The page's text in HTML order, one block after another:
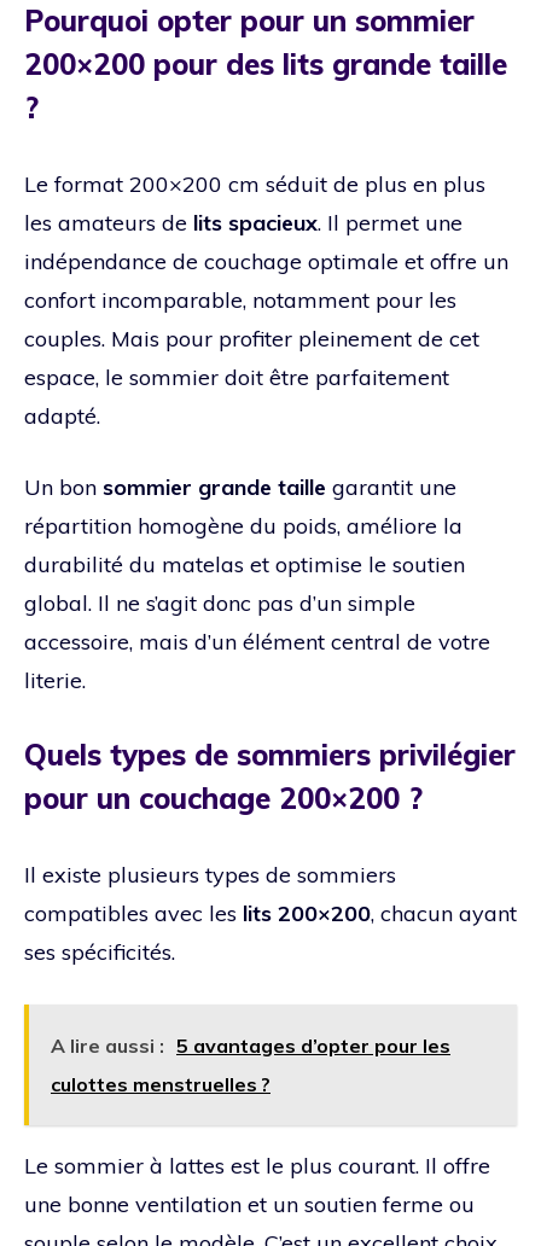
Pourquoi opter pour un sommier
200×200 pour des lits grande taille
?
Le format 200×200 cm séduit de plus en plus
les amateurs de lits spacieux. Il permet une
indépendance de couchage optimale et offre un
confort incomparable, notamment pour les
couples. Mais pour profiter pleinement de cet
espace, le sommier doit être parfaitement
adapté.
Un bon sommier grande taille garantit une
répartition homogène du poids, améliore la
durabilité du matelas et optimise le soutien
global. Il ne s’agit donc pas d’un simple
accessoire, mais d’un élément central de votre
literie.
Quels types de sommiers privilégier
pour un couchage 200×200 ?
Il existe plusieurs types de sommiers
compatibles avec les lits 200×200, chacun ayant
ses spécificités.
A lire aussi : 5 avantages d’opter pour les
culottes menstruelles ?
Le sommier à lattes est le plus courant. Il offre
une bonne ventilation et un soutien ferme ou